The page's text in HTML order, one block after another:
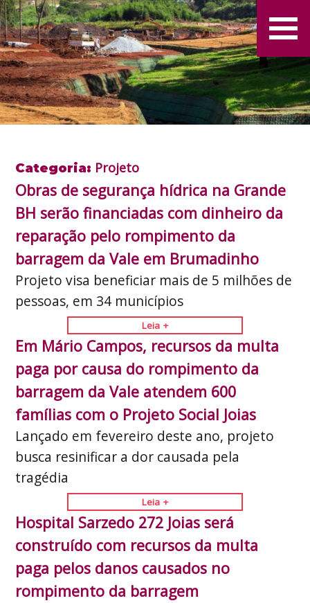
Categoria: Projeto
Obras de segurança hídrica na Grande
BH serão financiadas com dinheiro da
reparação pelo rompimento da
barragem da Vale em Brumadinho
Projeto visa beneficiar mais de 5 milhões de
pessoas, em 34 municípios
Leia +
Em Mário Campos, recursos da multa
paga por causa do rompimento da
barragem da Vale atendem 600
famílias com o Projeto Social Joias
Lançado em fevereiro deste ano, projeto
busca resinificar a dor causada pela
tragédia
Leia +
Hospital Sarzedo 272 Joias será
construído com recursos da multa
paga pelos danos causados no
rompimento da barragem